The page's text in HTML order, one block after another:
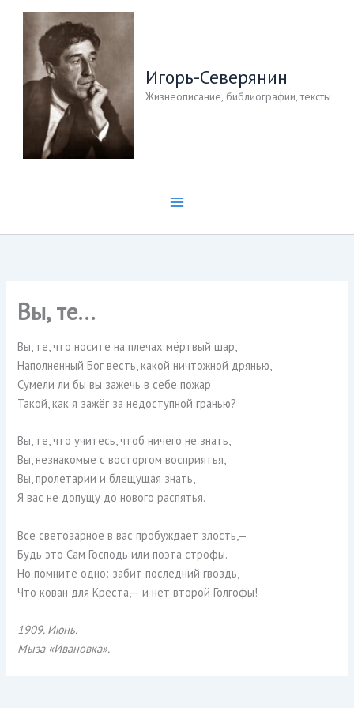
Перейти
содержимому
Игорь-Северянин
Жизнеописание, библиографии, тексты
Вы, те…
Вы, те, что носите на плечах мёртвый шар,
Наполненный Бог весть, какой ничтожной дрянью,
Сумели ли бы вы зажечь в себе пожар
Такой, как я зажёг за недоступной гранью?
Вы, те, что учитесь, чтоб ничего не знать,
Вы, незнакомые с восторгом восприятья,
Вы, пролетарии и блещущая знать,
Я вас не допущу до нового распятья.
Все светозарное в вас пробуждает злость,—
Будь это Сам Господь или поэта строфы.
Но помните одно: забит последний гвоздь,
Что кован для Креста,— и нет второй Голгофы!
1909. Июнь.
Мыза «Ивановка».